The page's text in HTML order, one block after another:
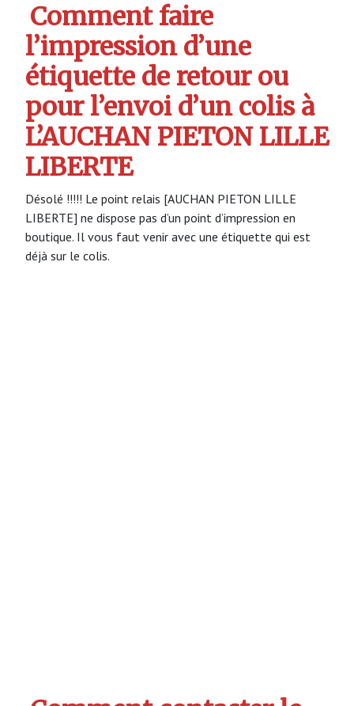
Comment faire
l’impression d’une
étiquette de retour ou
pour l’envoi d’un colis à
L’AUCHAN PIETON LILLE
LIBERTE
Désolé !!!!! Le point relais [AUCHAN PIETON LILLE
LIBERTE] ne dispose pas d’un point d’impression en
boutique. Il vous faut venir avec une étiquette qui est
déjà sur le colis.